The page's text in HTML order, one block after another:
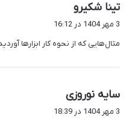
تینا شکیرو
ف
:
3 مهر 1404 در 16:12
مثال‌هایی که از نحوه کار ابزارها
سایه نوروزی
ف
3 مهر 1404 در 18:39